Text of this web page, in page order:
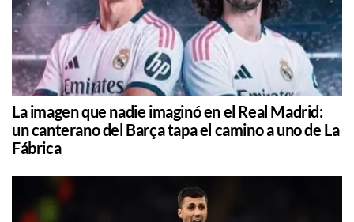
La imagen que nadie imaginó en el Real Madrid:
un canterano del Barça tapa el camino a uno de La
Fábrica